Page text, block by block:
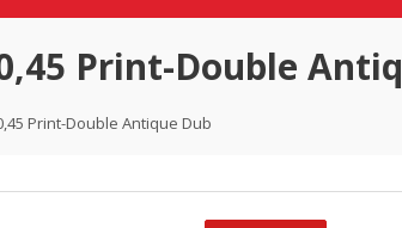
Print-Double
Print-Double Antique Dub